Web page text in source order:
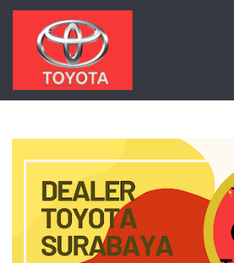
Langsung ke konten utama